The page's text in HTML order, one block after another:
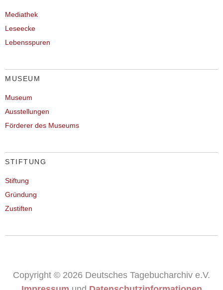
Mediathek
Leseecke
Lebensspuren
MUSEUM
Museum
Ausstellungen
Förderer des Museums
STIFTUNG
Stiftung
Gründung
Zustiften
Copyright © 2026 Deutsches Tagebucharchiv e.V.